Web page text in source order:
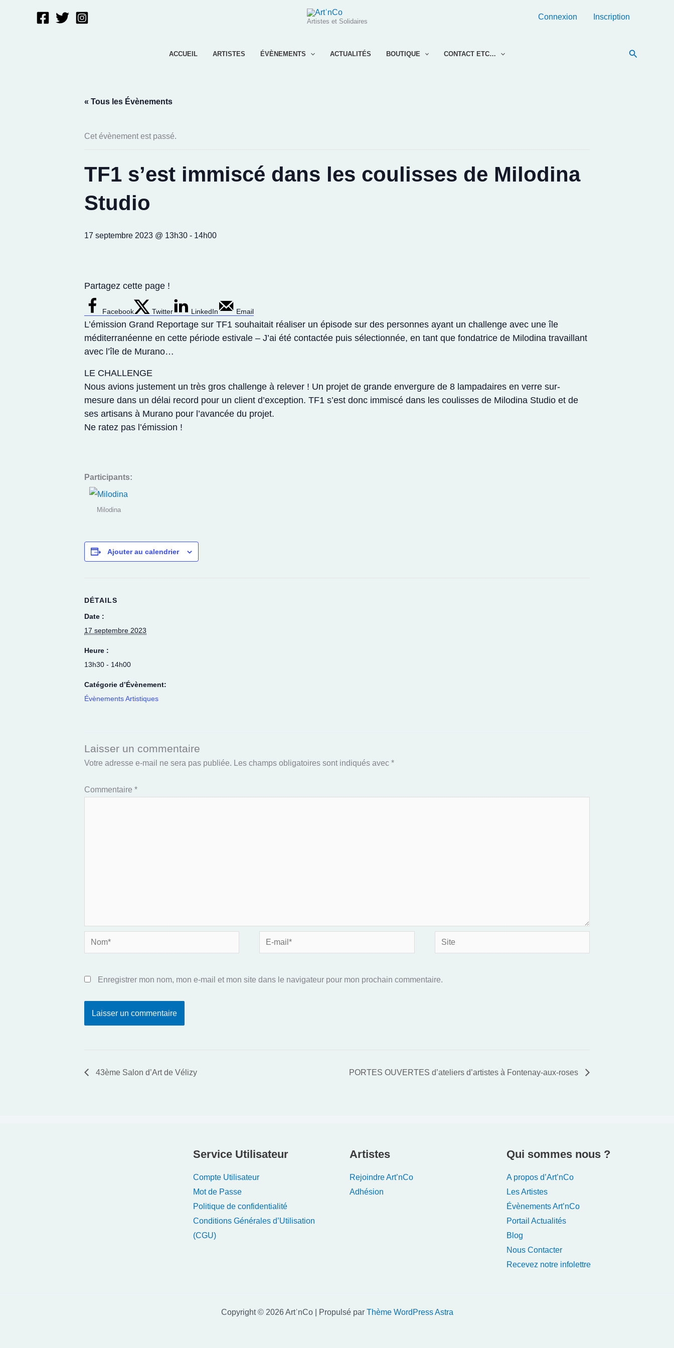
Artistes et Solidaires
Connexion Inscription
ACCUEIL ARTISTES ÉVÈNEMENTS ACTUALITÉS BOUTIQUE CONTACT ETC…
« Tous les Évènements
Cet évènement est passé.
TF1 s’est immiscé dans les coulisses de Milodina
Studio
17 septembre 2023 @ 13h30 - 14h00
Partagez cette page !
Facebook Twitter LinkedIn Email
L’émission Grand Reportage sur TF1 souhaitait réaliser un épisode sur des personnes ayant un challenge avec une île
méditerranéenne en cette période estivale – J’ai été contactée puis sélectionnée, en tant que fondatrice de Milodina travaillant
avec l’île de Murano…
LE CHALLENGE
Nous avions justement un très gros challenge à relever ! Un projet de grande envergure de 8 lampadaires en verre sur-
mesure dans un délai record pour un client d’exception. TF1 s’est donc immiscé dans les coulisses de Milodina Studio et de
ses artisans à Murano pour l’avancée du projet.
Ne ratez pas l’émission !
Participants:
Milodina
Ajouter au calendrier
DÉTAILS
Date :
17 septembre 2023
Heure :
13h30 - 14h00
Catégorie d’Évènement:
Évènements Artistiques
Laisser un commentaire
Votre adresse e-mail ne sera pas publiée. Les champs obligatoires sont indiqués avec *
Commentaire *
Nom*
E-
mail*
Site
Enregistrer mon nom, mon e-mail et mon site dans le navigateur pour mon prochain commentaire.
43ème Salon d’Art de Vélizy PORTES OUVERTES d’ateliers d’artistes à Fontenay-aux-roses
Service Utilisateur
Compte Utilisateur
Mot de Passe
Politique de confidentialité
Conditions Générales d’Utilisation
(CGU)
Artistes
Rejoindre Art’nCo
Adhésion
Qui sommes nous ?
A propos d’Art’nCo
Les Artistes
Évènements Art’nCo
Portail Actualités
Blog
Nous Contacter
Recevez notre infolettre
Copyright © 2026 ArtˈnCo | Propulsé par Thème WordPress Astra